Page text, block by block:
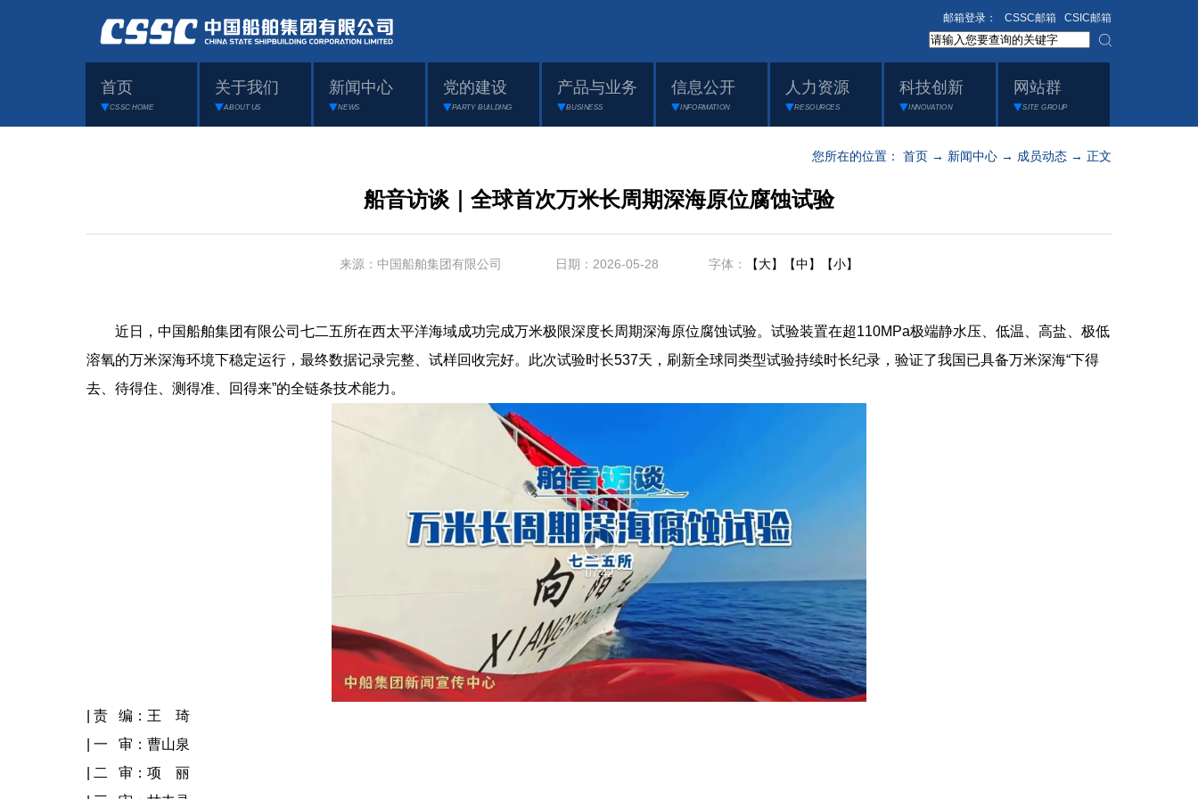
邮箱登录： CSSC邮箱 CSIC邮箱
首页
CSSC HOME
关于我们
ABOUT US
新闻中心
NEWS
党的建设
PARTY BUILDING
产品与业务
BUSINESS
信息公开
INFORMATION
人力资源
RESOURCES
科技创新
INNOVATION
网站群
SITE GROUP
您所在的位置： 首页 → 新闻中心 → 成员动态 → 正文
船音访谈｜全球首次万米长周期深海原位腐蚀试验
来源：中国船舶集团有限公司 日期：2026-05-28 字体： 【大】 【中】 【小】
近日，中国船舶集团有限公司七二五所在西太平洋海域成功完成万米极限深度长周期深海原位腐蚀试验。试验装置在超110MPa极端静水压、低温、高盐、极低
溶氧的万米深海环境下稳定运行，最终数据记录完整、试样回收完好。此次试验时长537天，刷新全球同类型试验持续时长纪录，验证了我国已具备万米深海“下得
去、待得住、测得准、回得来”的全链条技术能力。
| 责 编：王 琦
| 一 审：曹山泉
| 二 审：项 丽